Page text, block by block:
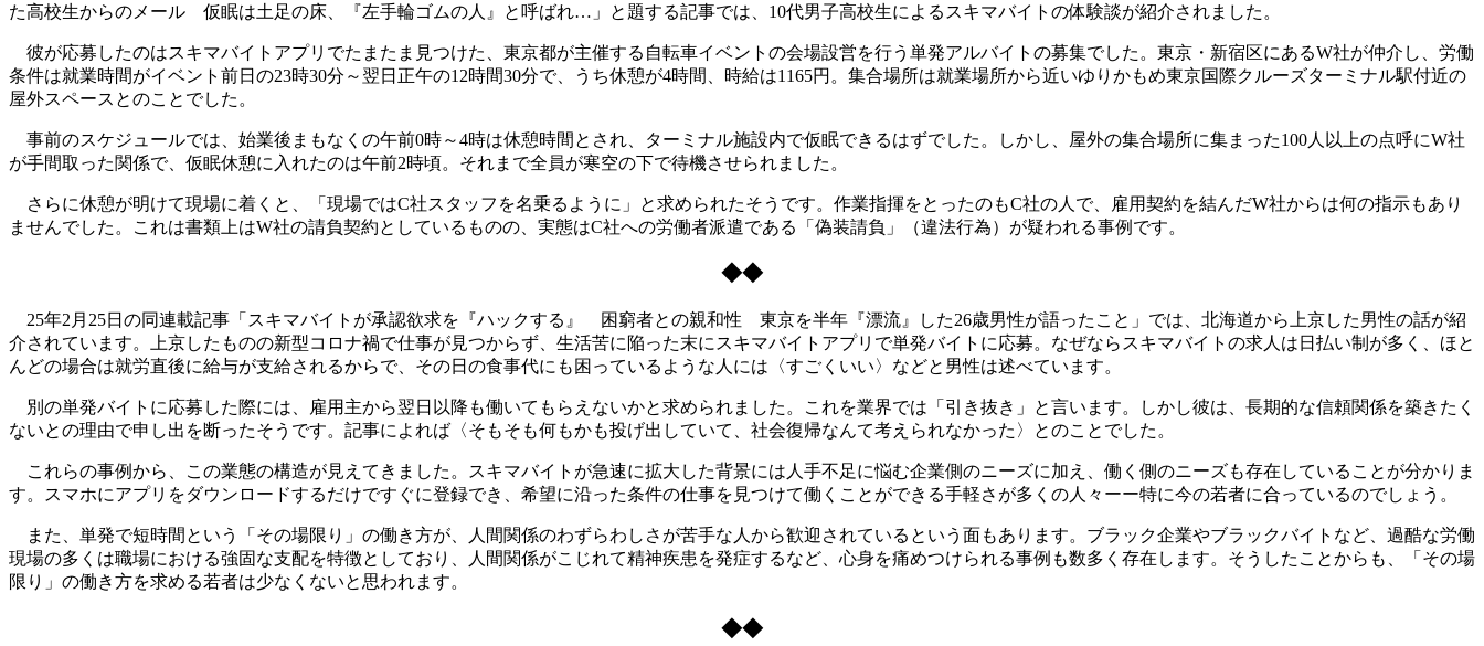
た高校生からのメール 仮眠は土足の床、『左手輪ゴムの人』と呼ばれ…」と題する記事では、10代男子高校生によるスキマバイトの体験談が紹介されました。
彼が応募したのはスキマバイトアプリでたまたま見つけた、東京都が主催する自転車イベントの会場設営を行う単発アルバイトの募集でした。東京・新宿区にあるW社が仲介し、労働
条件は就業時間がイベント前日の23時30分～翌日正午の12時間30分で、うち休憩が4時間、時給は1165円。集合場所は就業場所から近いゆりかもめ東京国際クルーズターミナル駅付近の
屋外スペースとのことでした。
事前のスケジュールでは、始業後まもなくの午前0時～4時は休憩時間とされ、ターミナル施設内で仮眠できるはずでした。しかし、屋外の集合場所に集まった100人以上の点呼にW社
が手間取った関係で、仮眠休憩に入れたのは午前2時頃。それまで全員が寒空の下で待機させられました。
さらに休憩が明けて現場に着くと、「現場ではC社スタッフを名乗るように」と求められたそうです。作業指揮をとったのもC社の人で、雇用契約を結んだW社からは何の指示もあり
ませんでした。これは書類上はW社の請負契約としているものの、実態はC社への労働者派遣である「偽装請負」（違法行為）が疑われる事例です。
◆◆
25年2月25日の同連載記事「スキマバイトが承認欲求を『ハックする』 困窮者との親和性 東京を半年『漂流』した26歳男性が語ったこと」では、北海道から上京した男性の話が紹
介されています。上京したものの新型コロナ禍で仕事が見つからず、生活苦に陥った末にスキマバイトアプリで単発バイトに応募。なぜならスキマバイトの求人は日払い制が多く、ほと
んどの場合は就労直後に給与が支給されるからで、その日の食事代にも困っているような人には〈すごくいい〉などと男性は述べています。
別の単発バイトに応募した際には、雇用主から翌日以降も働いてもらえないかと求められました。これを業界では「引き抜き」と言います。しかし彼は、長期的な信頼関係を築きたく
ないとの理由で申し出を断ったそうです。記事によれば〈そもそも何もかも投げ出していて、社会復帰なんて考えられなかった〉とのことでした。
これらの事例から、この業態の構造が見えてきました。スキマバイトが急速に拡大した背景には人手不足に悩む企業側のニーズに加え、働く側のニーズも存在していることが分かりま
す。スマホにアプリをダウンロードするだけですぐに登録でき、希望に沿った条件の仕事を見つけて働くことができる手軽さが多くの人々ーー特に今の若者に合っているのでしょう。
また、単発で短時間という「その場限り」の働き方が、人間関係のわずらわしさが苦手な人から歓迎されているという面もあります。ブラック企業やブラックバイトなど、過酷な労働
現場の多くは職場における強固な支配を特徴としており、人間関係がこじれて精神疾患を発症するなど、心身を痛めつけられる事例も数多く存在します。そうしたことからも、「その場
限り」の働き方を求める若者は少なくないと思われます。
◆◆